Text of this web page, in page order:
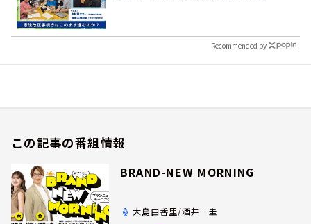
Recommended by
この記事の番組情報
BRAND-NEW MORNING
大島由香里/酒井一圭